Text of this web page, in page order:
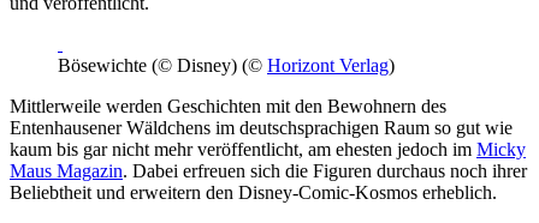
Bösewichte (© Disney) (© Horizont Verlag)
Mittlerweile werden Geschichten mit den Bewohnern des
Entenhausener Wäldchens im deutschsprachigen Raum so gut wie
kaum bis gar nicht mehr veröffentlicht, am ehesten jedoch im Micky
Maus Magazin. Dabei erfreuen sich die Figuren durchaus noch ihrer
Beliebtheit und erweitern den Disney-Comic-Kosmos erheblich.